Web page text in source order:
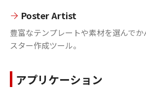
Poster Artist
豊富なテンプレートや素材を選んで
スター作成ツール。
アプリケーション